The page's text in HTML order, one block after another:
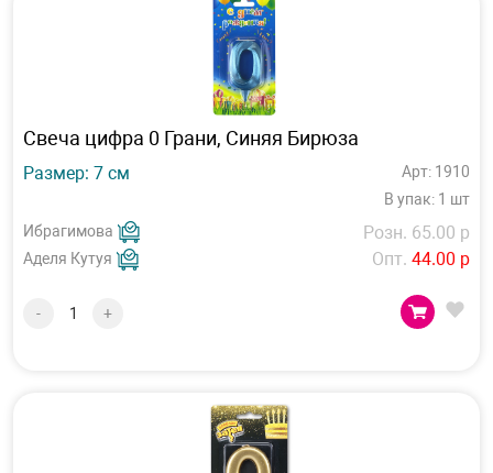
Свеча цифра 0 Грани, Синяя Бирюза
Размер: 7 см
Арт: 1910
В упак: 1 шт
Ибрагимова
Аделя Кутуя
Розн. 65.00 р
Опт. 44.00 р
- +